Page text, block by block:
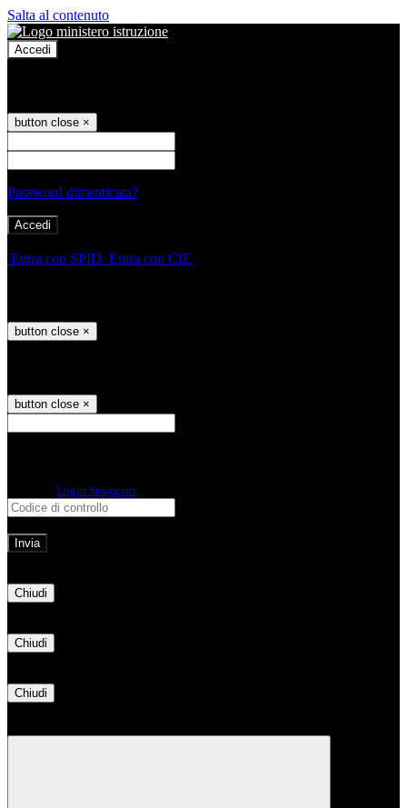
Salta al contenuto
Accedi
button close ×
Password dimenticata?
Entra con SPID Entra con CIE
button close ×
button close ×
Login Spaggiari
Chiudi
Chiudi
Chiudi